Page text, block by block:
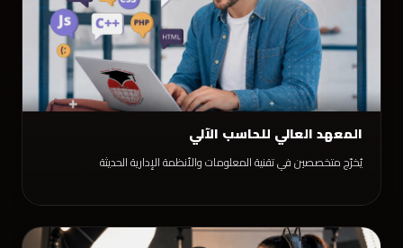
المعهد العالي للحاسب الآلي
يُخرّج متخصصين في تقنية المعلومات والأنظمة الإدارية الحديثة